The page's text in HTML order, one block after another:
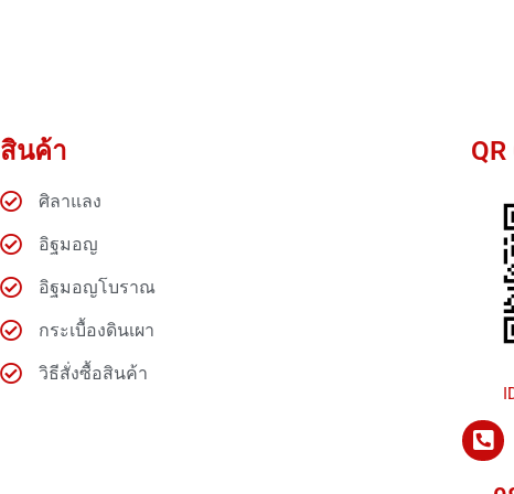
สินค้า
ศิลาแลง
อิฐมอญ
อิฐมอญโบราณ
กระเบื้องดินเผา
วิธีสั่งซื้อสินค้า
P
h